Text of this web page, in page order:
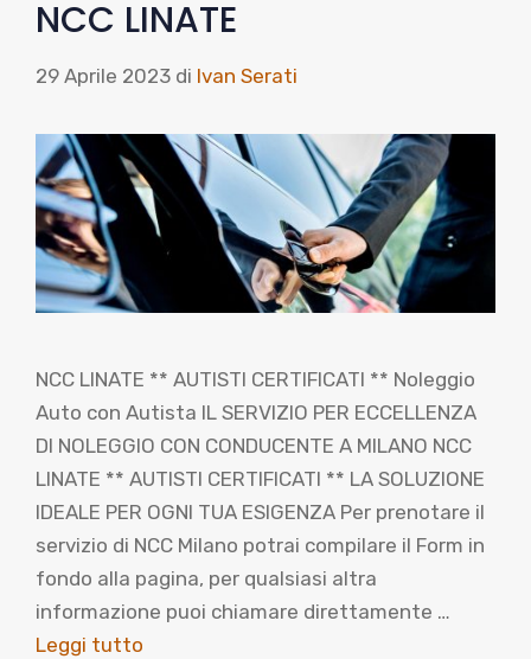
NCC LINATE
29 Aprile 2023 di Ivan Serati
NCC LINATE ** AUTISTI CERTIFICATI ** Noleggio
Auto con Autista IL SERVIZIO PER ECCELLENZA
DI NOLEGGIO CON CONDUCENTE A MILANO NCC
LINATE ** AUTISTI CERTIFICATI ** LA SOLUZIONE
IDEALE PER OGNI TUA ESIGENZA Per prenotare il
servizio di NCC Milano potrai compilare il Form in
fondo alla pagina, per qualsiasi altra
informazione puoi chiamare direttamente …
Leggi tutto